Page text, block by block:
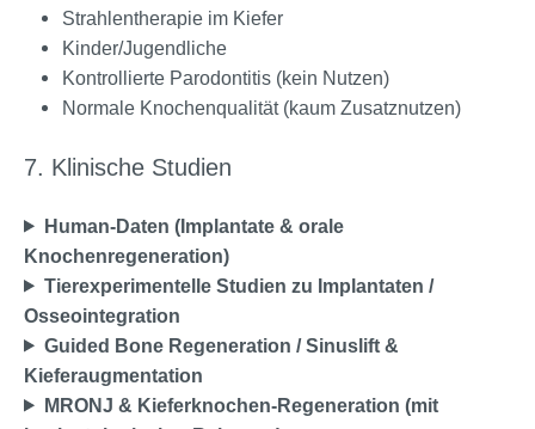
Strahlentherapie im Kiefer
Kinder/Jugendliche
Kontrollierte Parodontitis (kein Nutzen)
Normale Knochenqualität (kaum Zusatznutzen)
7. Klinische Studien
Human-Daten (Implantate & orale
Knochenregeneration)
Tierexperimentelle Studien zu Implantaten /
Osseointegration
Guided Bone Regeneration / Sinuslift &
Kieferaugmentation
MRONJ & Kieferknochen-Regeneration (mit